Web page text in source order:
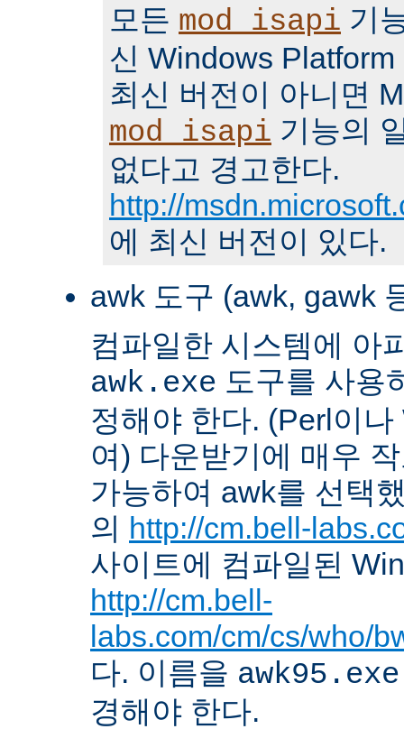
모든 mod_isapi 기
신 Windows
최신 버전이 아니면
mod_isapi 기능의
없다고 경고한다.
http://
에 최신 버전이 있다.
awk 도구 (awk, gawk
컴파일한 시스템에 아
awk.exe 도구를 사용
정해야 한다. (Perl이
여) 다운받기에 매우
가능하여 awk를 선택
의 http://cm.bell-
사이트에 컴파일된
http://cm.bell-
labs.com/cm/cs/who/
다. 이름을 awk95.exe
경해야 한다.